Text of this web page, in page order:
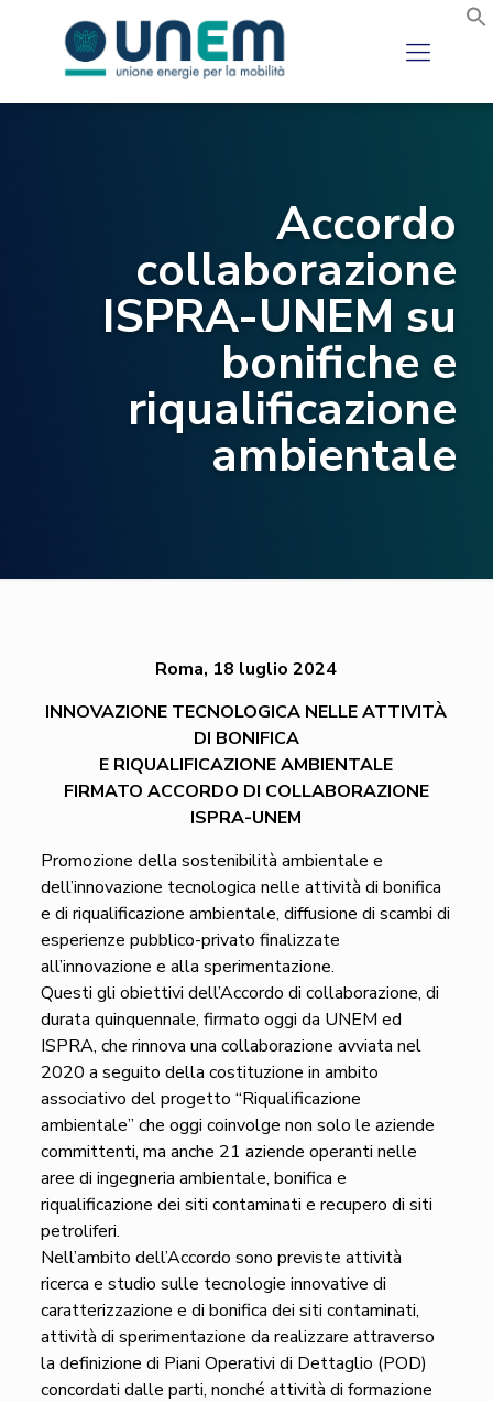
Accordo
collaborazione
ISPRA-UNEM su
bonifiche e
riqualificazione
ambientale
Roma, 18 luglio 2024
INNOVAZIONE TECNOLOGICA NELLE ATTIVITÀ
DI BONIFICA
E RIQUALIFICAZIONE AMBIENTALE
FIRMATO ACCORDO DI COLLABORAZIONE
ISPRA-UNEM
Promozione della sostenibilità ambientale e
dell’innovazione tecnologica nelle attività di bonifica
e di riqualificazione ambientale, diffusione di scambi di
esperienze pubblico-privato finalizzate
all’innovazione e alla sperimentazione.
Questi gli obiettivi dell’Accordo di collaborazione, di
durata quinquennale, firmato oggi da UNEM ed
ISPRA, che rinnova una collaborazione avviata nel
2020 a seguito della costituzione in ambito
associativo del progetto “Riqualificazione
ambientale” che oggi coinvolge non solo le aziende
committenti, ma anche 21 aziende operanti nelle
aree di ingegneria ambientale, bonifica e
riqualificazione dei siti contaminati e recupero di siti
petroliferi.
Nell’ambito dell’Accordo sono previste attività
ricerca e studio sulle tecnologie innovative di
caratterizzazione e di bonifica dei siti contaminati,
attività di sperimentazione da realizzare attraverso
la definizione di Piani Operativi di Dettaglio (POD)
concordati dalle parti, nonché attività di formazione